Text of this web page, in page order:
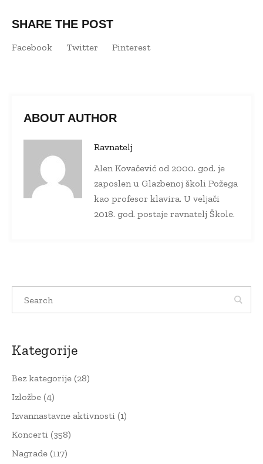
SHARE THE POST
Facebook Twitter Pinterest
ABOUT AUTHOR
Ravnatelj
Alen Kovačević od 2000. god. je
zaposlen u Glazbenoj školi Požega
kao profesor klavira. U veljači
2018. god. postaje ravnatelj Škole.
Kategorije
Bez kategorije (28)
Izložbe (4)
Izvannastavne aktivnosti (1)
Koncerti (358)
Nagrade (117)